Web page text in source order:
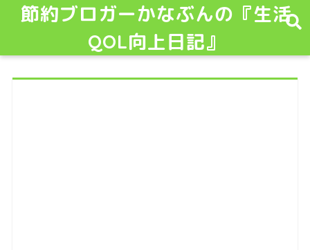
節約ブロガーかなぶんの『生活
QOL向上日記』